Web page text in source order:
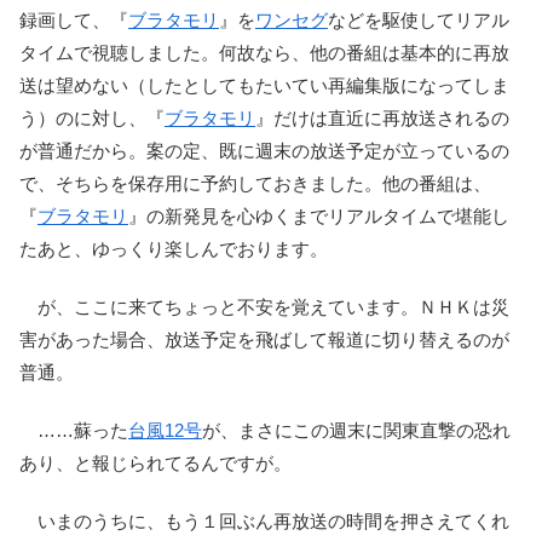
録画して、『ブラタモリ 』をワンセグなどを駆使してリアル
タイムで視聴しました。何故なら、他の番組は基本的に再放
送は望めない（したとしてもたいてい再編集版になってしま
う）のに対し、『ブラタモリ 』だけは直近に再放送されるの
が普通だから。案の定、既に週末の放送予定が立っているの
で、そちらを保存用に予約しておきました。他の番組は、
『ブラタモリ 』の新発見を心ゆくまでリアルタイムで堪能し
たあと、ゆっくり楽しんでおります。
が、ここに来てちょっと不安を覚えています。ＮＨＫは災
害があった場合、放送予定を飛ばして報道に切り替えるのが
普通。
……蘇った台風12号が、まさにこの週末に関東直撃の恐れ
あり、と報じられてるんですが。
いまのうちに、もう１回ぶん再放送の時間を押さえてくれ